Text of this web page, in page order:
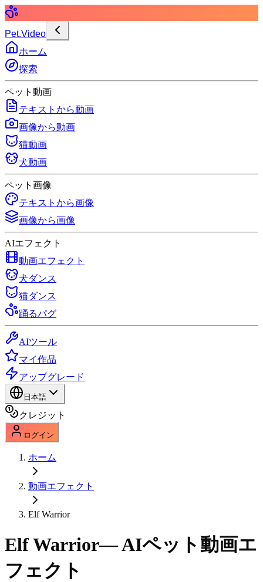
Pet.Video
ホーム
探索
ペット動画
テキストから動画
画像から動画
猫動画
犬動画
ペット画像
テキストから画像
画像から画像
AIエフェクト
動画エフェクト
犬ダンス
猫ダンス
踊るパグ
AIツール
マイ作品
アップグレード
日本語
クレジット
ログイン
ホーム
動画エフェクト
Elf Warrior
Elf Warrior— AIペット動画エ
フェクト